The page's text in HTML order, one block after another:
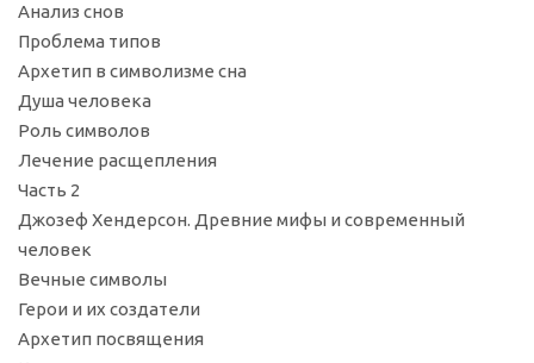
Анализ снов
Проблема типов
Архетип в символизме сна
Душа человека
Роль символов
Лечение расщепления
Часть 2
Джозеф Хендерсон. Древние мифы и современный
человек
Вечные символы
Герои и их создатели
Архетип посвящения